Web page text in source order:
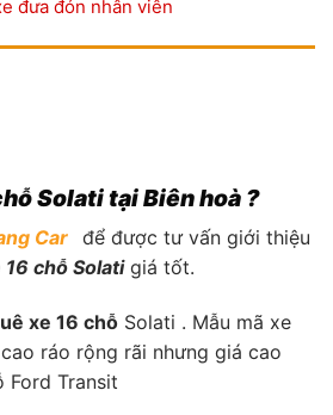
đưa đón nhân viên
Solati tại Biên hoà ?
Car để được tư vấn giới thiệu
chỗ Solatigiá tốt.
xe 16 chỗ Solati . Mẫu mã xe
ráo rộng rãi nhưng giá cao
Ford Transit